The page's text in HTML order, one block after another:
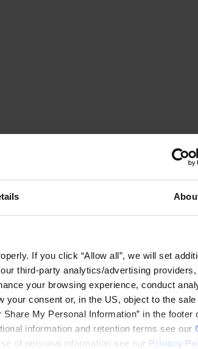
If you click “Allow all”, we will set
third-party analytics/advertising
your browsing experience, conduct
consent or, in the US, object to the
My Personal Information” in the footer
information and retention terms see our
of personal information see our Privacy